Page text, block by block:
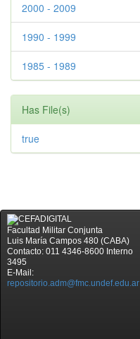
2000 - 2009
1990 - 1999
1985 - 1989
Has File(s)
true
Facultad Militar Conjunta
Luis María Campos 480 (CABA)
Contacto: 011 4346-8600 Interno
3495
E-Mail:
repositorio.adm@fmc.undef.edu.ar